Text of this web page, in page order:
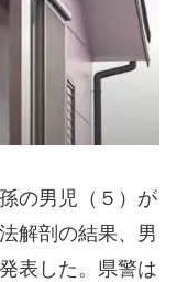
の男児（５）が
解剖の結果、男
表した。県警は